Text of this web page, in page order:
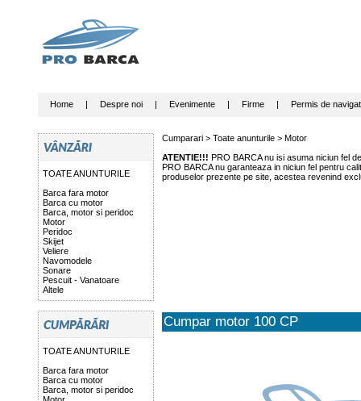
Home| Despre noi| Evenimente| Firme| Permis de
TOATE ANUNTURILE
Barca fara motor
Barca cu motor
Barca, motor si peridoc
Motor
Peridoc
Skijet
Veliere
Navomodele
Sonare
Pescuit - Vanatoare
Altele
TOATE ANUNTURILE
Barca fara motor
Barca cu motor
Barca, motor si peridoc
Cumparari > Toate anunturile> Motor
ATENTIE!!! PRO BARCA nu isi asuma niciun fel
PRO BARCA nu garanteaza in niciun fel pentru
produselor prezente pe site, acestea revenind
Cumpar motor 100 CP